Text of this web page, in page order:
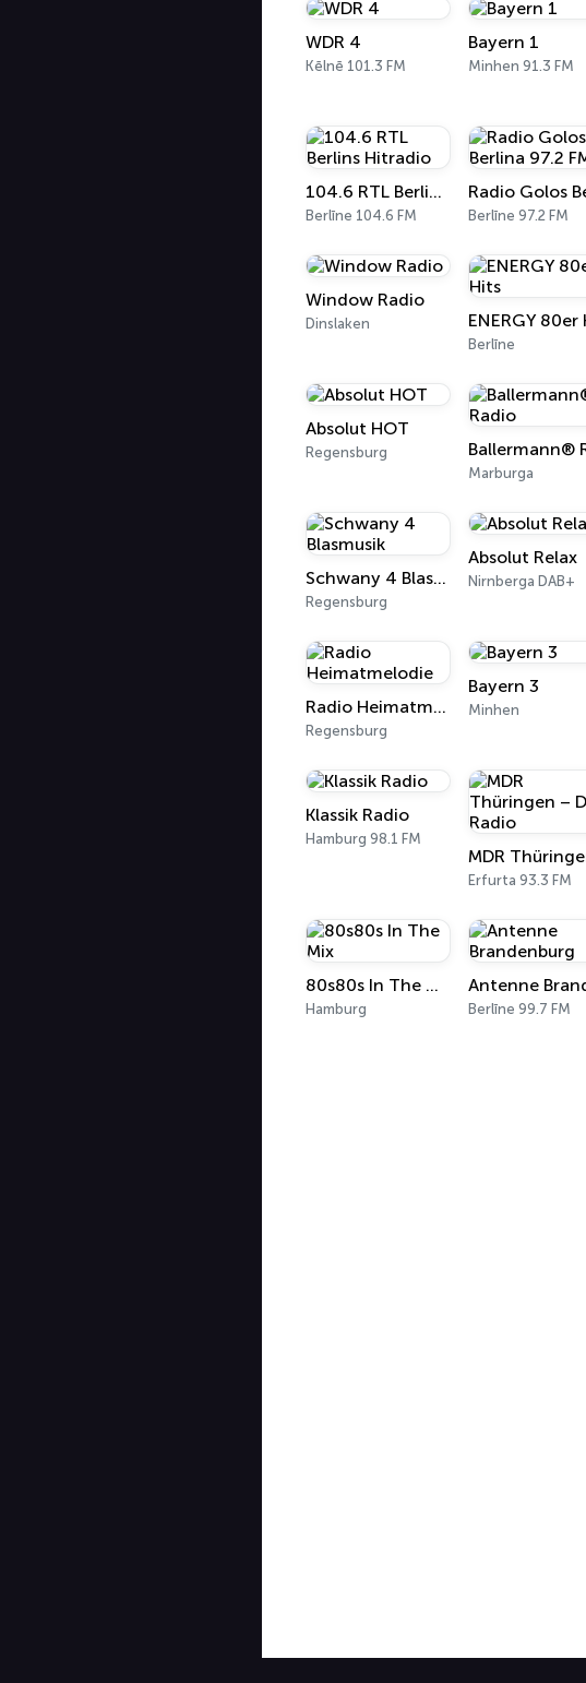
WDR 4
Kēlnē 101.3 FM
Bayern 1
Minhen 91.3 FM
104.6 RTL Berlins Hitradio
Berlīne 104.6 FM Berlīne 97.2 FM
Window Radio
Dinslaken
Berlīne
Absolut HOT
Regensburg
Marburga
Schwany 4 Blasmusik
Regensburg
Absolut Relax
Nirnberga DAB+
Radio Heimatmelodie
Regensburg
Bayern 3
Minhen
Klassik Radio
Hamburg 98.1 FM
Erfurta 93.3 FM
80s80s In The Mix
Hamburg Berlīne 99.7 FM